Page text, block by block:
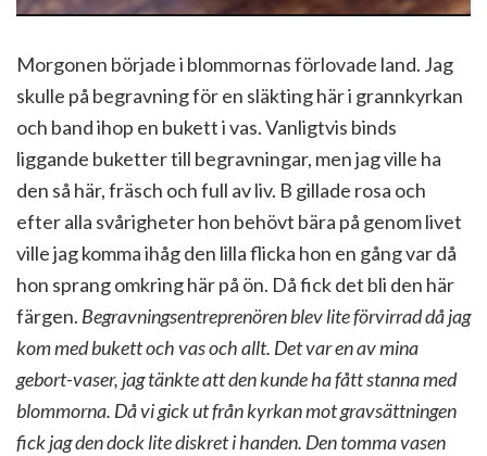
Morgonen började i blommornas förlovade land. Jag
skulle på begravning för en släkting här i grannkyrkan
och band ihop en bukett i vas. Vanligtvis binds
liggande buketter till begravningar, men jag ville ha
den så här, fräsch och full av liv. B gillade rosa och
efter alla svårigheter hon behövt bära på genom livet
ville jag komma ihåg den lilla flicka hon en gång var då
hon sprang omkring här på ön. Då fick det bli den här
färgen. Begravningsentreprenören blev lite förvirrad då jag
kom med bukett och vas och allt. Det var en av mina
gebort-vaser, jag tänkte att den kunde ha fått stanna med
blommorna. Då vi gick ut från kyrkan mot gravsättningen
fick jag den dock lite diskret i handen. Den tomma vasen